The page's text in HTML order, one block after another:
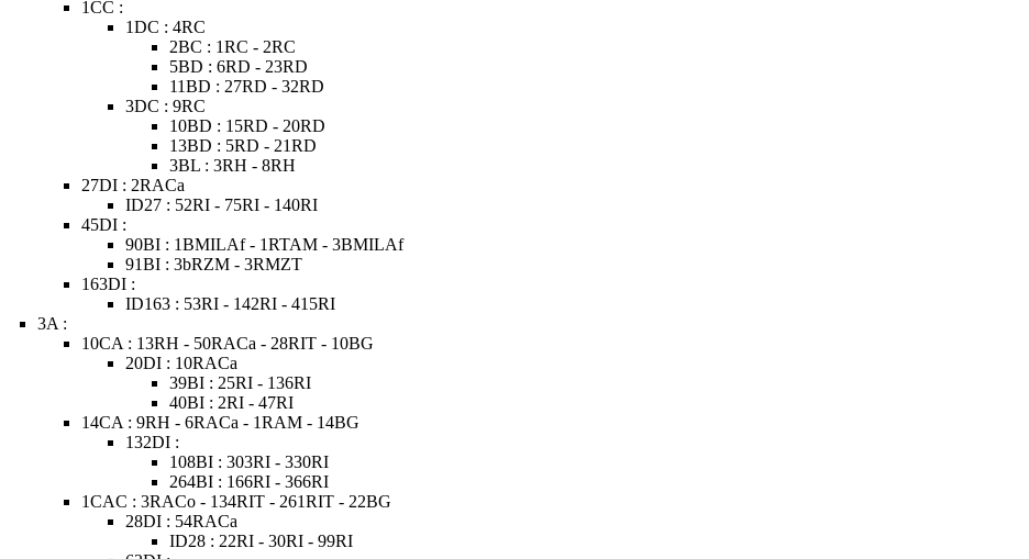
1CC :
1DC : 4RC
2BC : 1RC - 2RC
5BD : 6RD - 23RD
11BD : 27RD - 32RD
3DC : 9RC
10BD : 15RD - 20RD
13BD : 5RD - 21RD
3BL : 3RH - 8RH
27DI : 2RACa
ID27 : 52RI - 75RI - 140RI
45DI :
90BI : 1BMILAf - 1RTAM - 3BMILAf
91BI : 3bRZM - 3RMZT
163DI :
ID163 : 53RI - 142RI - 415RI
3A :
10CA : 13RH - 50RACa - 28RIT - 10BG
20DI : 10RACa
39BI : 25RI - 136RI
40BI : 2RI - 47RI
14CA : 9RH - 6RACa - 1RAM - 14BG
132DI :
108BI : 303RI - 330RI
264BI : 166RI - 366RI
1CAC : 3RACo - 134RIT - 261RIT - 22BG
28DI : 54RACa
ID28 : 22RI - 30RI - 99RI